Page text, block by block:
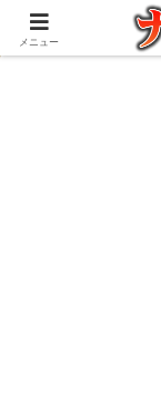
アウトドアとガ
メニュー